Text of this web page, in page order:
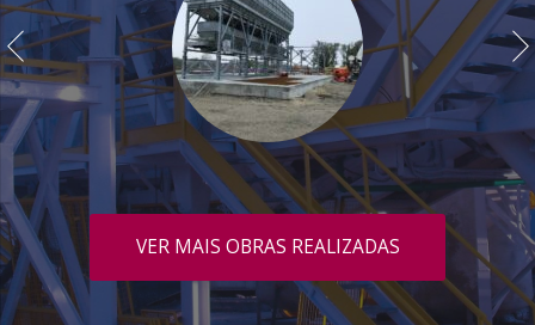
VER MAIS OBRAS REALIZADAS